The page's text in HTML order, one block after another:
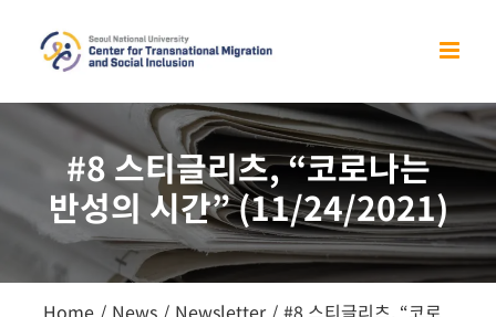
content
#8 스티글리츠, “코로나는
반성의 시간” (11/24/2021)
Home / News / Newsletter / #8 스티글리츠, “코로